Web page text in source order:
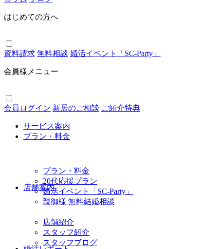
はじめての方へ
資料請求 無料相談 婚活イベント「SC-Party」
会員様メニュー
会員ログイン 新居のご相談 ご紹介特典
サービス案内
プラン・料金
プラン・料金
20代応援プラン
婚活イベント「SC-Party」
親御様 無料結婚相談
店舗案内
店舗紹介
スタッフ紹介
スタッフブログ